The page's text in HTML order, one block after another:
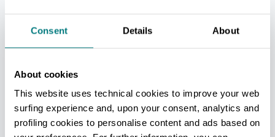
Consent Details About
About cookies
This website uses technical cookies to improve your web
surfing experience and, upon your consent, analytics and
profiling cookies to personalise content and ads based on
NICHT VERPASSEN
Unbedingt sehenswert sind im Sommer wie im
Winter die"Capanne Celtiche" (keltischen
Hütten)mit ihrer charakteristischen
leiterartigen Dachkonstruktion im Ortsteil